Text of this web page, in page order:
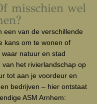
misschien wel
een van de verschillende
kans om te wonen of
natuur en stad
het rivierlandschap op
tot aan je voordeur en
bedrijven – hier ontstaat
ASM Arnhem: